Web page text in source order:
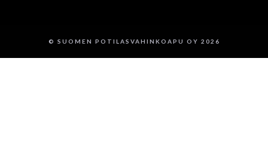
© SUOMEN POTILASVAHINKOAPU OY 2026